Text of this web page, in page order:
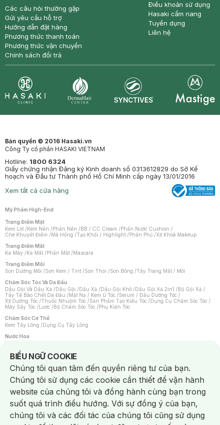
Các câu hỏi thường gặp
Gửi yêu cầu hỗ trợ
Hướng dẫn đặt hàng
Phương thức thanh toán
Phương thức vận chuyển
Chính sách đổi trả
Điều khoản sử dụng
Hasaki cẩm nang
Tuyển dụng
Liên hệ
Bản quyền © 2016 Hasaki.vn
Công Ty cổ phần HASAKI VIETNAM
Hotline: 1800 6324
Giấy chứng nhận Đăng ký Kinh doanh số 0313612829 do Sở Kế
hoạch và Đầu tư Thành phố Hồ Chí Minh cấp ngày 13/01/2016
Xem tất cả cửa hàng
Mỹ Phẩm High-End
Trang Điểm Mặt
Kem Lót /Kem Nền /Phấn Nền /BB / CC Cream /Phấn Nước Cushion /
Che Khuyết Điểm /Má Hồng /Tạo Khối / Highlight /Phấn Phủ /Xịt Khoá Makeup
Trang Điểm Mắt
Kẻ Mày /Kẻ Mắt /Phấn Mắt /Mascara
Trang Điểm Môi
Son Dưỡng Môi /Son Kem / Tint /Son Thỏi /Son Bóng /Tẩy Trang Mắt / Môi
Chăm Sóc Tóc Và Da Đầu
Dầu Gội Và Dầu Xả /Dầu Gội /Dầu Xả /Dầu Gội Khô /Dầu Gội Xả 2in1 /Bộ Gội Xả /
Tẩy Tế Bào Chết Da Đầu /Mặt Nạ / Kem Ủ Tóc /Serum / Dầu Dưỡng Tóc /
Xịt Dưỡng Tóc /Thuốc Nhuộm Tóc /Sản Phẩm Tạo Kiểu Tóc /Dụng Cụ Chăm Sóc Tóc /
Máy Sấy Tóc /Lược /Bộ Chăm Sóc Tóc /Phụ Kiện Tóc
Chăm Sóc Cơ Thể
Kem Tẩy Lông /Dụng Cụ Tẩy Lông
Nước Hoa
Nước Hoa Nữ
Chăm Sóc Cá Nhân
Chống Muỗi /Khẩu Trang /Máy Massage/Mặt Nạ Xông Hơi /Nước Rửa Tay/
Sản Phẩm Chăm Sóc Khác /Bàn Chải Đánh Răng /Bàn Chải Điện/
Hỗ Trợ Trắng Răng/Kem Đánh Răng /Máy Tăm Nước/ Nước Súc Miệng/
Tăm / Chỉ Nha Khoa/ Xịt Thơm Miệng / Dung Dịch Vệ Sinh/Dưỡng Vùng Kín/
Khăn Ướt Vệ Sinh Vùng Kín/Băng Vệ Sinh/Tampon/Bọt Cạo Râu /Dao Cạo Râu/
Máy Cạo Râu
Vấn Đề Về Da
Da Dầu / Lỗ Chân Lông To/ Da Khô / Mất Nước/ Da Lão Hóa/ Da Mụn/
Da Nhạy Cảm / Kích Ứng
Da Xỉn Màu Thâm / Nám / Tàn Nhang
BIỂU NGỮ COOKIE
Notice about cookies usage
Chúng tôi quan tâm đến quyền riêng tư của bạn.
Chúng tôi sử dụng các cookie cần thiết để vận hành
website của chúng tôi và đồng hành cùng bạn trong
suốt quá trình điều hướng. Với sự đồng ý của bạn,
chúng tôi và các đối tác của chúng tôi cũng sử dụng